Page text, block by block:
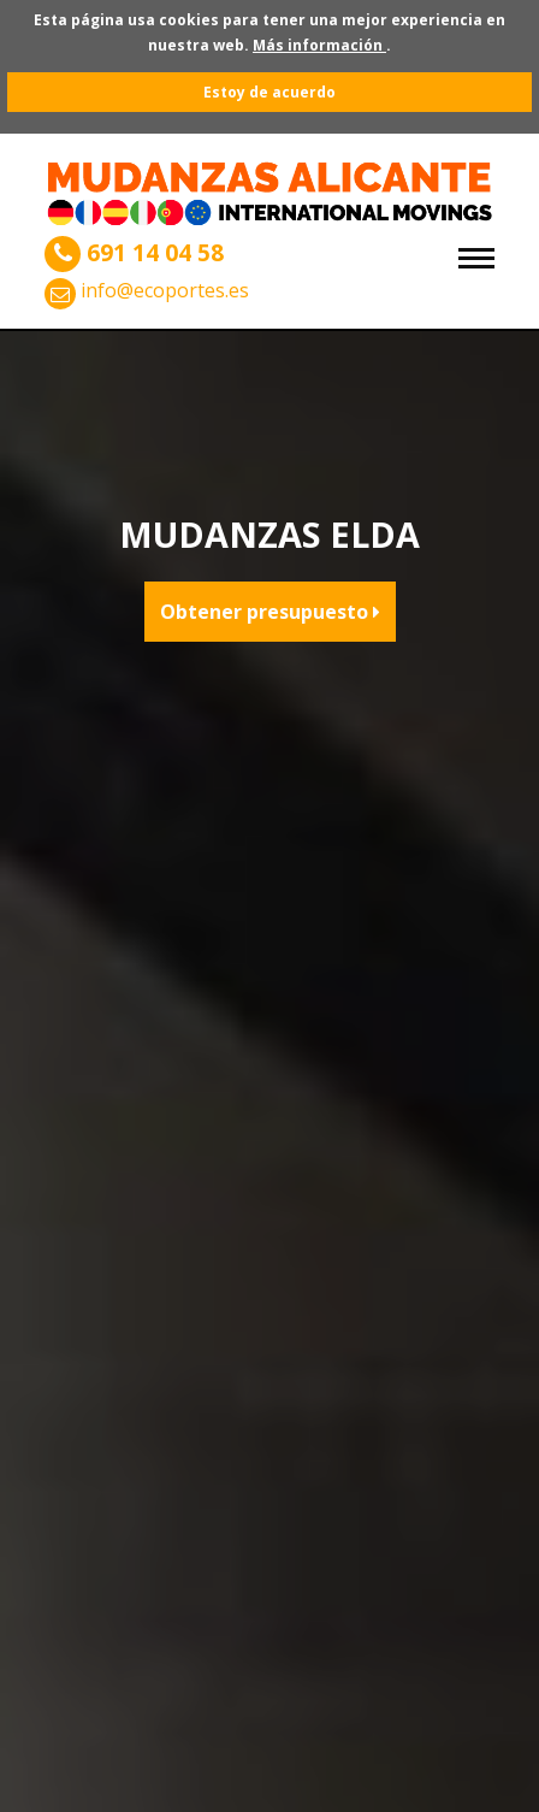
Esta página usa cookies para tener una mejor experiencia en
nuestra web. Más información .
Estoy de acuerdo
691 14 04 58
info@ecoportes.es
MUDANZAS ELDA
Obtener presupuesto